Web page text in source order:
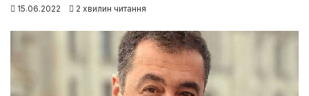
15.06.2022 2 хвилин читання